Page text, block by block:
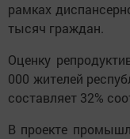
рамках
тысяч граждан.
Оценку
000 жителей
составляет 32%
В проекте